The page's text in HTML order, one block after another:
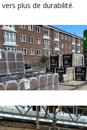
plus de durabilité.